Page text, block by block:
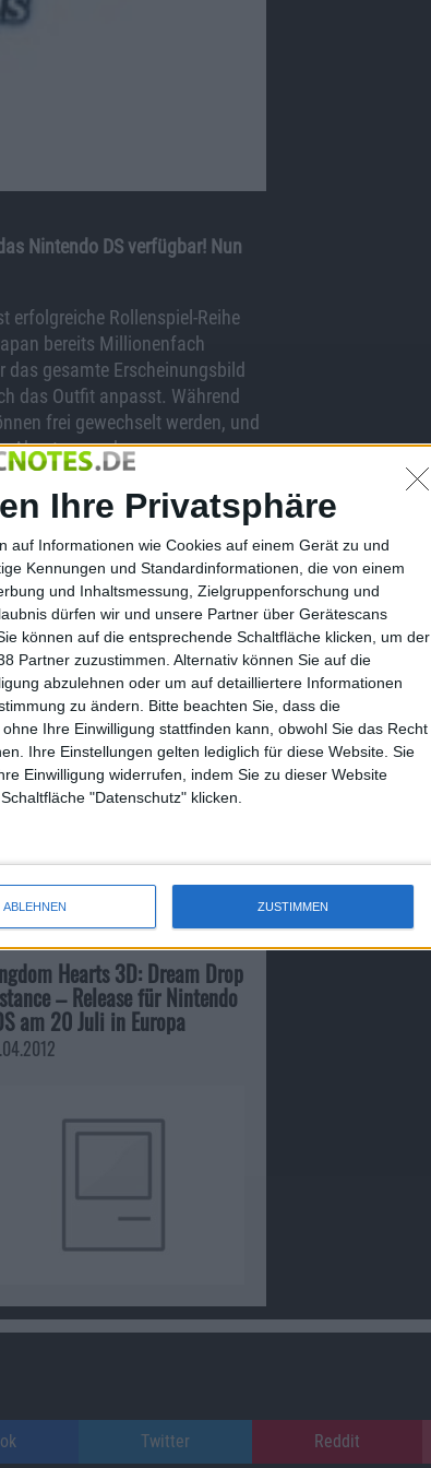
Ihre Privatsphäre
Informationen wie Cookies auf einem Gerät zu und
Kennungen und Standardinformationen, die von einem
und Inhaltsmessung, Zielgruppenforschung und
dürfen wir und unsere Partner über Gerätescans
können auf die entsprechende Schaltfläche klicken, um der
Partner zuzustimmen. Alternativ können Sie auf die
abzulehnen oder um auf detailliertere Informationen
zu ändern.
Bitte beachten Sie, dass die
Ihre Einwilligung stattfinden kann, obwohl Sie das Recht
Ihre Einstellungen gelten lediglich für diese Website. Sie
Einwilligung widerrufen, indem Sie zu dieser Website
"Datenschutz" klicken.
ABLEHNEN ZUSTIMMEN
Nintendo DS verfügbar! Nun
erfolgreiche Rollenspiel-Reihe
bereits Millionenfach
das gesamte Erscheinungsbild
das Outfit anpasst. Während
frei gewechselt werden, und
Abenteuer gehen.
eurer Missionen immer mit
werden freigeschaltet.
bis zu vier Spieler können
zudem gibt es einen
sich das DS in der
Charakter, Grüße und auch
besondere Gegner und
IX. Ab sofort könnt ihr euch
in Digimon Battle Ei…
Hearts 3D: Dream Drop
– Release für Nintendo
am 20 Juli in Europa
Twitter Reddit